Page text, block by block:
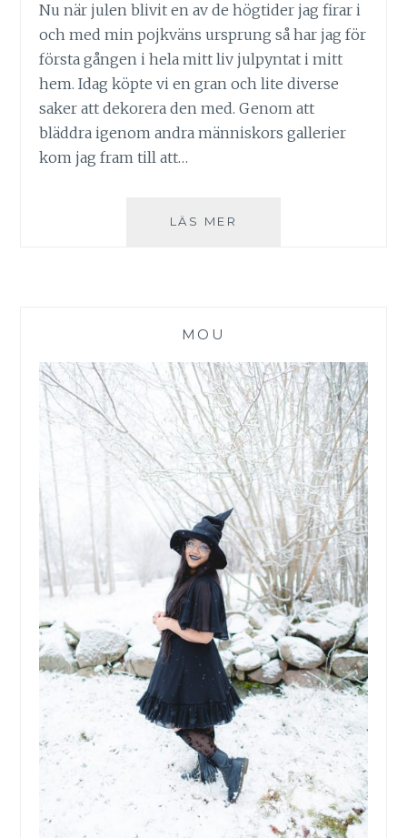
Nu när julen blivit en av de högtider jag firar i
och med min pojkväns ursprung så har jag för
första gången i hela mitt liv julpyntat i mitt
hem. Idag köpte vi en gran och lite diverse
saker att dekorera den med. Genom att
bläddra igenom andra människors gallerier
kom jag fram till att…
LÄS MER
MOU